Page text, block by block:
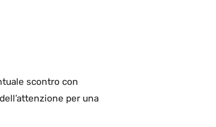
scontro con
per una